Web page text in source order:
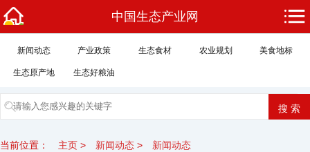
中国生态产业网
新闻动态 产业政策 生态食材 农业规划 美食地标
生态原产地 生态好粮油
当前位置： 主页 > 新闻动态 > 新闻动态